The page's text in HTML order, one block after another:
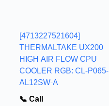
[4713227521604]
THERMALTAKE UX200
HIGH AIR FLOW CPU
COOLER RGB: CL-P065-
AL12SW-A
📞 Call